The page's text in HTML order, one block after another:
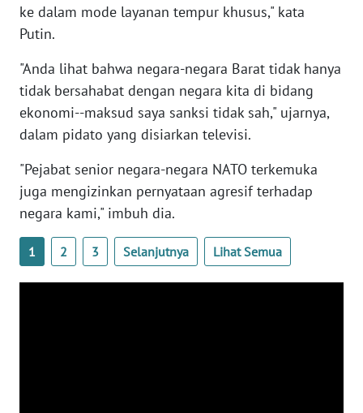
ke dalam mode layanan tempur khusus," kata
Putin.
"Anda lihat bahwa negara-negara Barat tidak hanya
tidak bersahabat dengan negara kita di bidang
ekonomi--maksud saya sanksi tidak sah," ujarnya,
dalam pidato yang disiarkan televisi.
"Pejabat senior negara-negara NATO terkemuka
juga mengizinkan pernyataan agresif terhadap
negara kami," imbuh dia.
1 2 3 Selanjutnya Lihat Semua
WN
WN
SERAMBI
JAMBI
WN